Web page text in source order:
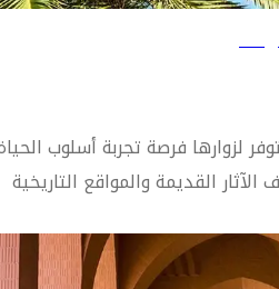
لزوارها فرصة تجربة أسلوب
القديمة والمواقع التاريخية